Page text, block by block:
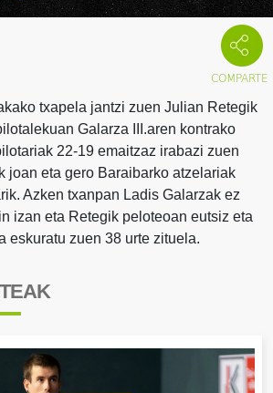
txapela jantzi zuen Julian Retegik
Galarza III.aren kontrako
22-19 emaitzaz irabazi zuen
joan eta gero Baraibarko atzelariak
Azken txanpan Ladis Galarzak ez
izan eta Retegik peloteoan eutsiz eta
eskuratu zuen 38 urte zituela.